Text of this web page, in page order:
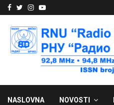
Facebook
Twitter
Instagram
Youtube
NASLOVNA NOVOSTI